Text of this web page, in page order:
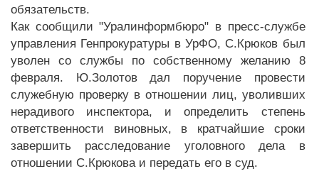
обязательств.
Как сообщили "Уралинформбюро" в пресс-службе
управления Генпрокуратуры в УрФО, С.Крюков был
уволен со службы по собственному желанию 8
февраля. Ю.Золотов дал поручение провести
служебную проверку в отношении лиц, уволивших
нерадивого инспектора, и определить степень
ответственности виновных, в кратчайшие сроки
завершить расследование уголовного дела в
отношении С.Крюкова и передать его в суд.